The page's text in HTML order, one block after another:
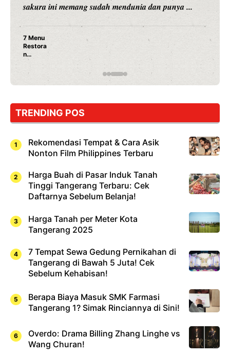
merambah dunia kuliner dengan ...
Nunung Srimulat & Vicky Prasetyo Buka Restoran
Rahasia Mami Bikin Nagih!
TRENDING POS
Rekomendasi Tempat & Cara Asik
Nonton Film Philippines Terbaru
Harga Buah di Pasar Induk Tanah
Tinggi Tangerang Terbaru: Cek
Daftarnya Sebelum Belanja!
Harga Tanah per Meter Kota
Tangerang 2025
7 Tempat Sewa Gedung Pernikahan di
Tangerang di Bawah 5 Juta! Cek
Sebelum Kehabisan!
Berapa Biaya Masuk SMK Farmasi
Tangerang 1? Simak Rinciannya di Sini!
Overdo: Drama Billing Zhang Linghe vs
Wang Churan!